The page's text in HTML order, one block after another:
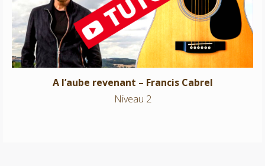
Niveau 2
A l’aube revenant – Francis Cabrel
Niveau 2